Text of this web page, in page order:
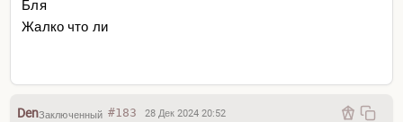
Бля
Жалко что ли
DenЗаключенный #183 28 Дек 2024 20:52